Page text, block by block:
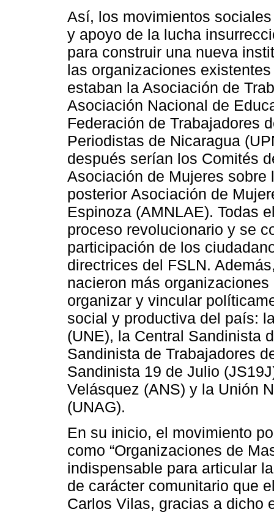
Así, los movimientos
y apoyo de la lucha
para construir una nueva
las organizaciones
estaban la Asociación de
Asociación Nacional de
Federación de Trabajadores
Periodistas de Nicaragua
después serían los Comités
Asociación de Mujeres
posterior Asociación de
Espinoza (AMNLAE). Todas
proceso revolucionario y se
participación de los
directrices del FSLN.
nacieron más
organizar y vincular
social y productiva del país:
(UNE), la Central Sandinista
Sandinista de Trabajadores
Sandinista 19 de Julio
Velásquez (ANS) y la Unión
(UNAG).
En su inicio, el movimiento
como “Organizaciones de
indispensable para articular
de carácter comunitario que
Carlos Vilas, gracias a dicho